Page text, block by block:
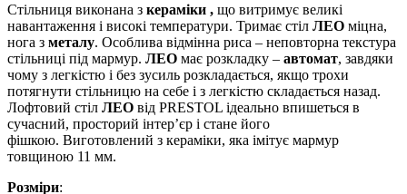
Стільниця виконана з кераміки , що витримує великі
навантаження і високі температури. Тримає стіл ЛЕО міцна,
нога з металу. Особлива відмінна риса – неповторна текстура
стільниці під мармур. ЛЕО має розкладку – автомат, завдяки
чому з легкістю і без зусиль розкладається, якщо трохи
потягнути стільницю на себе і з легкістю складається назад.
Лофтовий стіл ЛЕО від PRESTOL ідеально впишеться в
сучасний, просторий інтер’єр і стане його
фішкою. Виготовлений з кераміки, яка імітує мармур
товщиною 11 мм.
Розміри: